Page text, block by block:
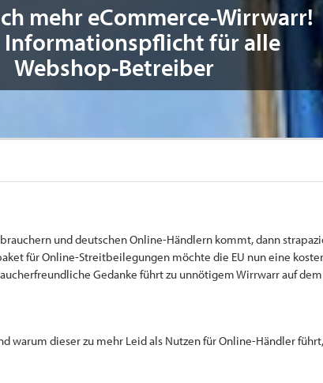
mehr eCommerce-Wirrwarr!
Informationspflicht für alle
Webshop-Betreiber
und deutschen Online-Händlern kommt, dann
für Online-Streitbeilegungen möchte die EU nun eine
Gedanke führt zu unnötigem Wirrwarr auf
warum dieser zu mehr Leid als Nutzen für Online-Händler